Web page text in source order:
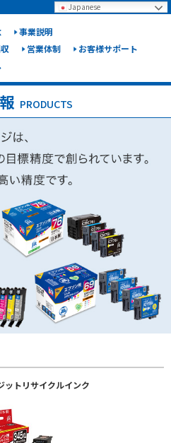
事業説明
営業体制
お客様サポート
Japanese
PRODUCTS
ットリサイクルインク
We take your privacy very seriously.
details and any questions.YesNo